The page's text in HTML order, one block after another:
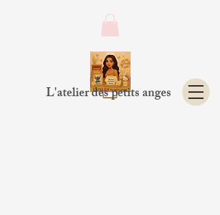
L'atelier des petits anges